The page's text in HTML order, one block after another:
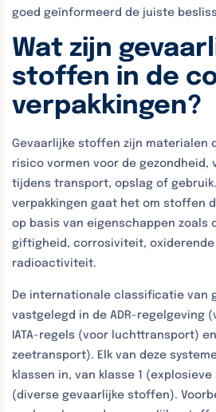
goed geïnformeerd de juiste
Wat zijn
stoffen in de
verpakkingen?
Gevaarlijke stoffen zijn materialen
risico vormen voor de gezondheid,
tijdens transport, opslag of
verpakkingen gaat het om stoffen
op basis van eigenschappen zoals
giftigheid, corrosiviteit, oxiderende
radioactiviteit.
De internationale classificatie van
vastgelegd in de ADR-regelgeving
IATA-regels (voor luchttransport)
zeetransport). Elk van deze
klassen in, van klasse 1
(diverse gevaarlijke stoffen).